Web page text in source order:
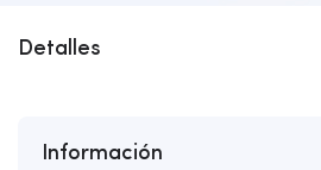
Detalles
Información